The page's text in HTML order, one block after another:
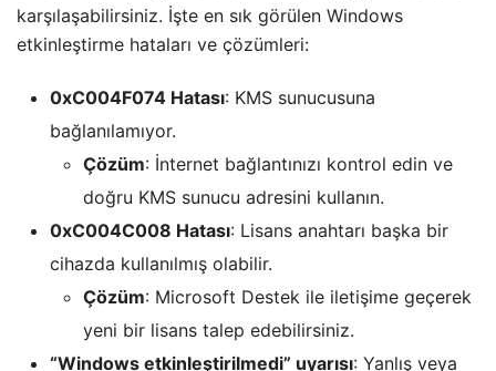
karşılaşabilirsiniz. İşte en sık görülen Windows
etkinleştirme hataları ve çözümleri:
0xC004F074 Hatası: KMS sunucusuna
bağlanılamıyor.
Çözüm: İnternet bağlantınızı kontrol edin ve
doğru KMS sunucu adresini kullanın.
0xC004C008 Hatası: Lisans anahtarı başka bir
cihazda kullanılmış olabilir.
Çözüm: Microsoft Destek ile iletişime geçerek
yeni bir lisans talep edebilirsiniz.
“Windows etkinleştirilmedi” uyarısı: Yanlış veya